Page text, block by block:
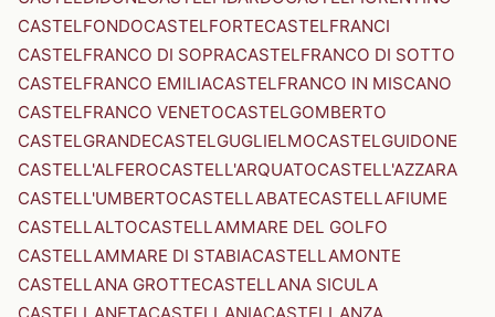
CASTELFONDOCASTELFORTECASTELFRANCI
CASTELFRANCO DI SOPRACASTELFRANCO DI SOTTO
CASTELFRANCO EMILIACASTELFRANCO IN MISCANO
CASTELFRANCO VENETOCASTELGOMBERTO
CASTELGRANDECASTELGUGLIELMOCASTELGUIDONE
CASTELL'ALFEROCASTELL'ARQUATOCASTELL'AZZARA
CASTELL'UMBERTOCASTELLABATECASTELLAFIUME
CASTELLALTOCASTELLAMMARE DEL GOLFO
CASTELLAMMARE DI STABIACASTELLAMONTE
CASTELLANA GROTTECASTELLANA SICULA